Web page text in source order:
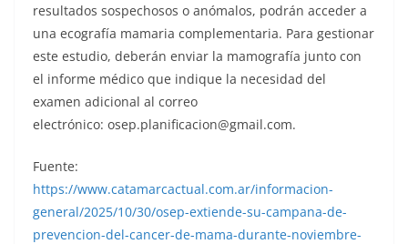
resultados sospechosos o anómalos, podrán acceder a
una ecografía mamaria complementaria. Para gestionar
este estudio, deberán enviar la mamografía junto con
el informe médico que indique la necesidad del
examen adicional al correo
electrónico: osep.planificacion@gmail.com.
Fuente:
https://www.catamarcactual.com.ar/informacion-
general/2025/10/30/osep-extiende-su-campana-de-
prevencion-del-cancer-de-mama-durante-noviembre-